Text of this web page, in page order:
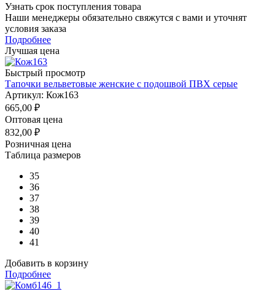
Узнать срок поступления товара
Наши менеджеры обязательно свяжутся с вами и уточнят
условия заказа
Подробнее
Лучшая цена
Быстрый просмотр
Тапочки вельветовые женские с подошвой ПВХ серые
Артикул: Кож163
665,00 ₽
Оптовая цена
832,00 ₽
Розничная цена
Таблица размеров
35
36
37
38
39
40
41
Добавить в корзину
Подробнее